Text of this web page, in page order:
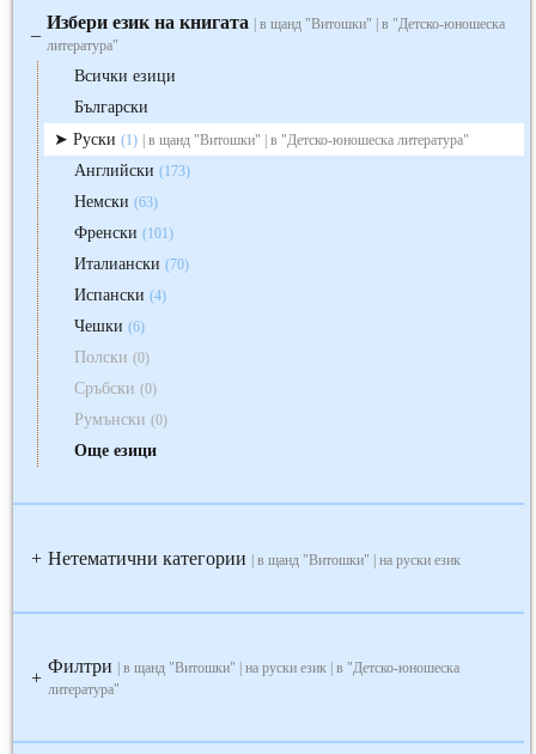
‒
Избери език на книгата
| в щанд "Витошки" | в "Детско-юношеска
литература"
Всички езици
Български
Руски (1) | в щанд "Витошки" | в "Детско-юношеска литература"
Английски (173)
Немски (63)
Френски (101)
Италиански (70)
Испански (4)
Чешки (6)
Полски (0)
Сръбски (0)
Румънски (0)
Още езици
+ Нетематични категории | в щанд "Витошки" | на руски език
+
Филтри
| в щанд "Витошки" | на руски език | в "Детско-юношеска
литература"